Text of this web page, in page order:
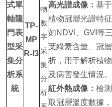
式單
軸龍
門表
型采
集分
析系
統
TP-
MP
R-I3
高光譜成像：基
植物冠層光譜特
如NDVI、GVI等
葉綠素含量、冠
析，用于解析植
及病害發生情況。
紅外熱成像：檢
取冠層溫度數據